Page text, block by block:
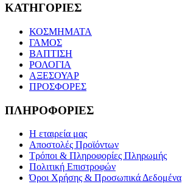
ΚΑΤΗΓΟΡΙΕΣ
ΚΟΣΜΗΜΑΤΑ
ΓΑΜΟΣ
ΒΑΠΤΙΣΗ
ΡΟΛΟΓΙΑ
ΑΞΕΣΟΥΑΡ
ΠΡΟΣΦΟΡΕΣ
ΠΛΗΡΟΦΟΡΙΕΣ
Η εταιρεία μας
Αποστολές Προϊόντων
Τρόποι & Πληροφορίες Πληρωμής
Πολιτική Επιστροφών
Όροι Χρήσης & Προσωπικά Δεδομένα